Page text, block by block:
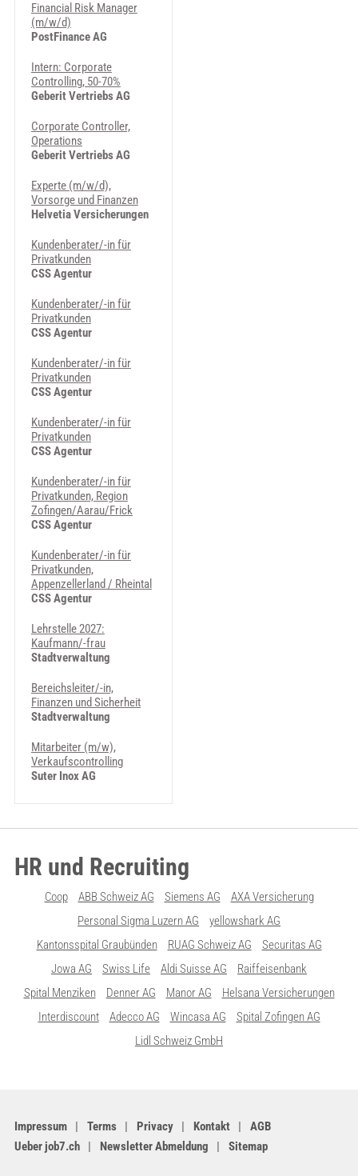
Financial Risk Manager
(m/w/d)
PostFinance AG
Intern: Corporate
Controlling, 50-70%
Geberit Vertriebs AG
Corporate Controller,
Operations
Geberit Vertriebs AG
Experte (m/w/d),
Vorsorge und Finanzen
Helvetia Versicherungen
Kundenberater/-in für
Privatkunden
CSS Agentur
Kundenberater/-in für
Privatkunden
CSS Agentur
Kundenberater/-in für
Privatkunden
CSS Agentur
Kundenberater/-in für
Privatkunden
CSS Agentur
Kundenberater/-in für
Privatkunden, Region
Zofingen/Aarau/Frick
CSS Agentur
Kundenberater/-in für
Privatkunden,
Appenzellerland / Rheintal
CSS Agentur
Lehrstelle 2027:
Kaufmann/-frau
Stadtverwaltung
Bereichsleiter/-in,
Finanzen und Sicherheit
Stadtverwaltung
Mitarbeiter (m/w),
Verkaufscontrolling
Suter Inox AG
HR und Recruiting
Coop ABB Schweiz AG Siemens AG
AXA Versicherung
Personal Sigma Luzern AG
yellowshark AG
Kantonsspital Graubünden
RUAG Schweiz AG
Securitas AG
Jowa AG
Swiss Life Aldi Suisse AG
Raiffeisenbank
Spital Menziken
Denner AG Manor AG
Helsana Versicherungen
Interdiscount
Adecco AG Wincasa AG
Spital Zofingen AG
Lidl Schweiz GmbH
Impressum Terms Privacy Kontakt
AGB
Ueber job7.ch
Newsletter Abmeldung Sitemap